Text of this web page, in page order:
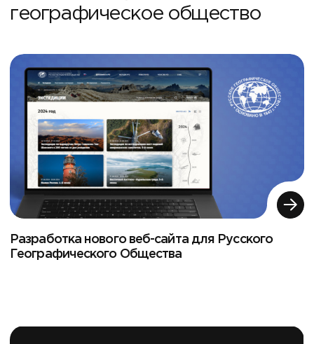
географическое общество
Разработка нового веб-сайта для Русского
Географического Общества